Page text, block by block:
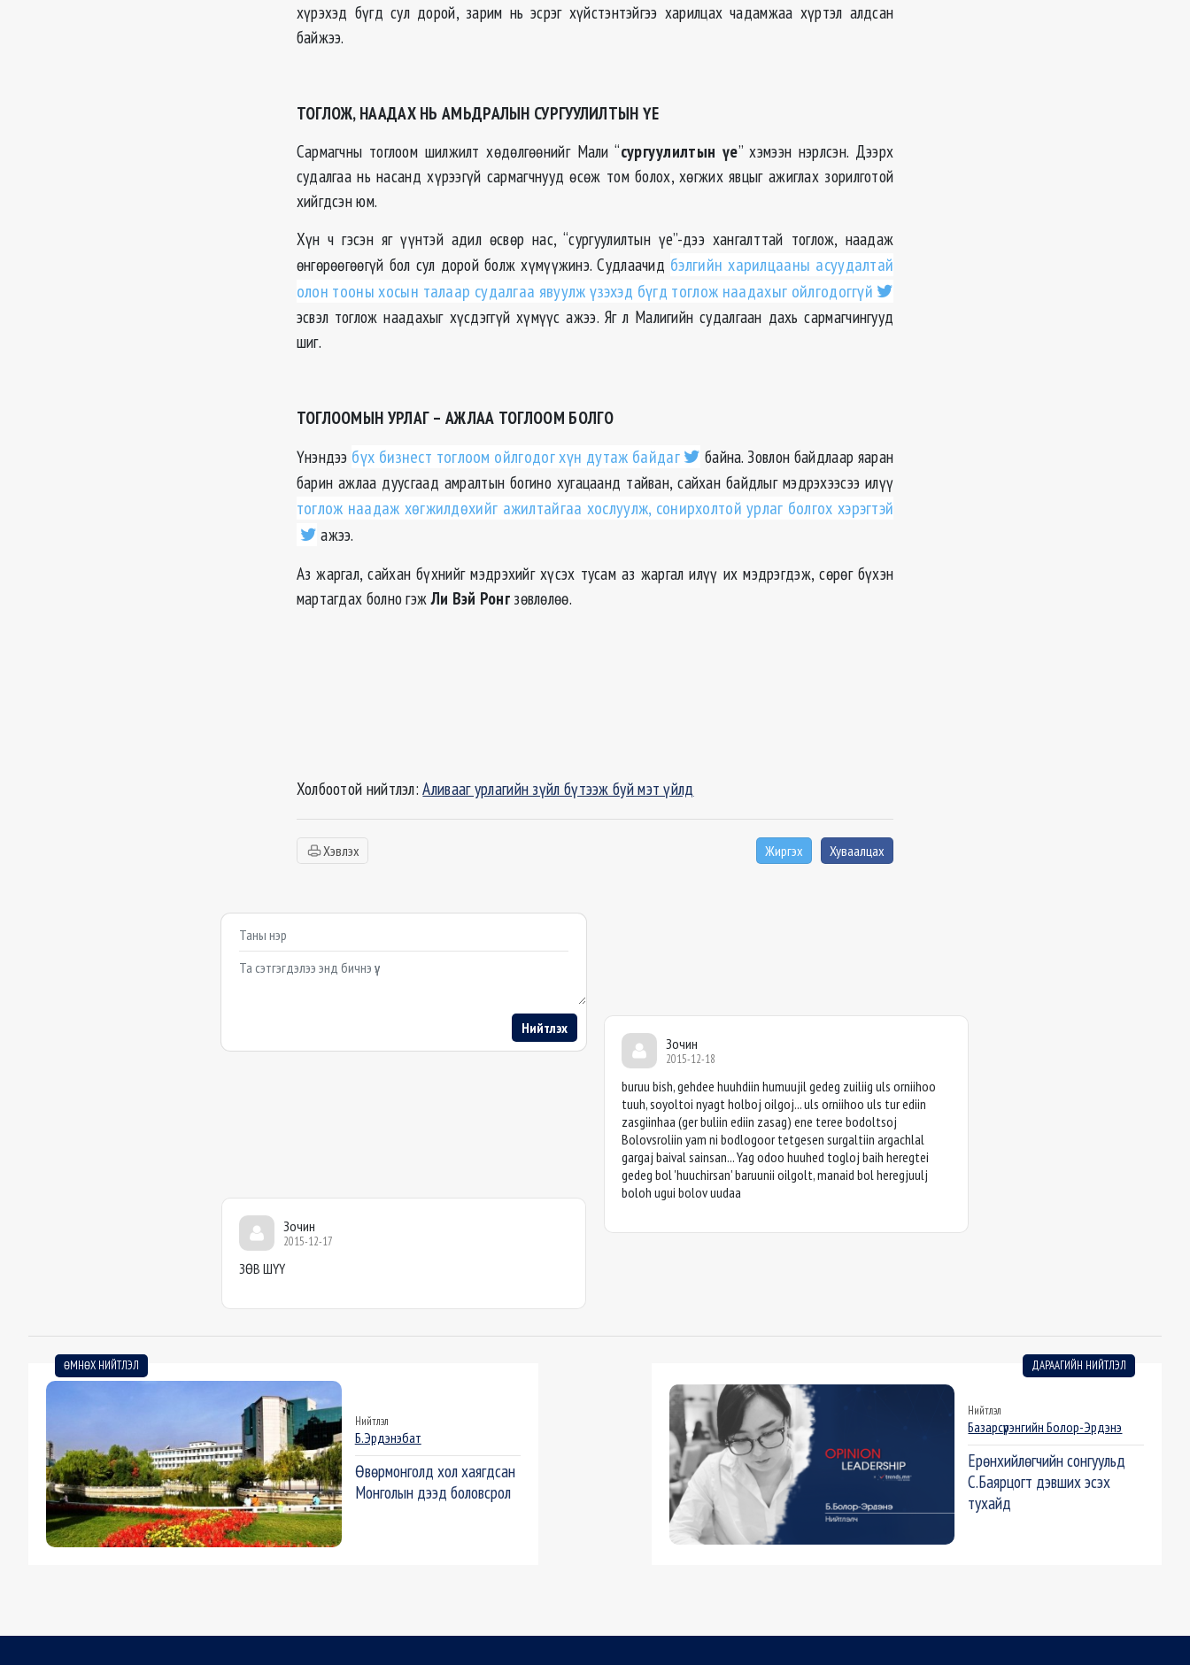
хүрэхэд бүгд сул дорой, зарим нь эсрэг хүйстэнтэйгээ харилцах чадамжаа хүртэл алдсан
байжээ.
ТОГЛОЖ, НААДАХ НЬ АМЬДРАЛЫН СУРГУУЛИЛТЫН ҮЕ
Сармагчны тоглоом шилжилт хөдөлгөөнийг Мали “сургуулилтын үе” хэмээн нэрлсэн. Дээрх
судалгаа нь насанд хүрээгүй сармагчнууд өсөж том болох, хөгжих явцыг ажиглах зорилготой
хийгдсэн юм.
Хүн ч гэсэн яг үүнтэй адил өсвөр нас, “сургуулилтын үе”-дээ хангалттай тоглож, наадаж
өнгөрөөгөөгүй бол сул дорой болж хүмүүжинэ. Судлаачид бэлгийн харилцааны асуудалтай
олон тооны хосын талаар судалгаа явуулж үзэхэд бүгд тоглож наадахыг ойлгодоггүй
эсвэл тоглож наадахыг хүсдэггүй хүмүүс ажээ. Яг л Малигийн судалгаан дахь сармагчингууд
шиг.
ТОГЛООМЫН УРЛАГ – АЖЛАА ТОГЛООМ БОЛГО
Үнэндээ бүх бизнест тоглоом ойлгодог хүн дутаж байдаг
байна. Зовлон байдлаар яаран
барин ажлаа дуусгаад амралтын богино хугацаанд тайван, сайхан байдлыг мэдрэхээсээ илүү
тоглож наадаж хөгжилдөхийг ажилтайгаа хослуулж, сонирхолтой урлаг болгох хэрэгтэй
ажээ.
Аз жаргал, сайхан бүхнийг мэдрэхийг хүсэх тусам аз жаргал илүү их мэдрэгдэж, сөрөг бүхэн
мартагдах болно гэжЛи Вэй Ронгзөвлөлөө.
Холбоотой нийтлэл:Аливааг урлагийн зүйл бүтээж буй мэт үйлд
Хэвлэх Жиргэх Хуваалцах
Сэтгэгдэл бичих
Example textarea
Нийтлэх
Зочин
2015-12-18
buruu bish, gehdee huuhdiin humuujil gedeg zuiliig uls orniihoo
tuuh, soyoltoi nyagt holboj oilgoj... uls orniihoo uls tur ediin
zasgiinhaa (ger buliin ediin zasag) ene teree bodoltsoj
Bolovsroliin yam ni bodlogoor tetgesen surgaltiin argachlal
gargaj baival sainsan... Yag odoo huuhed togloj baih heregtei
gedeg bol 'huuchirsan' baruunii oilgolt, manaid bol heregjuulj
boloh ugui bolov uudaa
Зочин
2015-12-17
ЗӨВ ШҮҮ
ӨМНӨХ НИЙТЛЭЛ
Нийтлэл
Б.Эрдэнэбат
Өвөрмонголд хол хаягдсан
Монголын дээд боловсрол
ДАРААГИЙН НИЙТЛЭЛ
Нийтлэл
Базарсүрэнгийн Болор-Эрдэнэ
Ерөнхийлөгчийн сонгуульд
С.Баярцогт дэвших эсэх
тухайд